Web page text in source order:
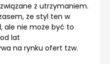
z utrzymaniem.
że styl ten w
ale nie może być to
lat
na rynku ofert tzw.